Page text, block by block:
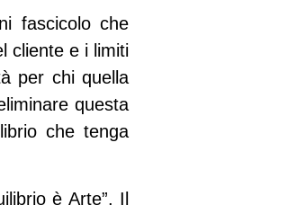
fascicolo che
cliente e i limiti
per chi quella
questa
che tenga
è Arte”. Il